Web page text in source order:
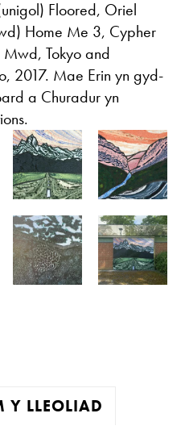
Floored, Oriel
Home Me 3, Cypher
Tokyo and
2017. Mae Erin yn gyd-
a Churadur yn
Y LLEOLIAD